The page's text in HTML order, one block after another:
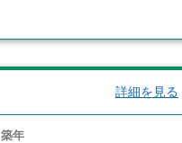
詳細を見る
築年